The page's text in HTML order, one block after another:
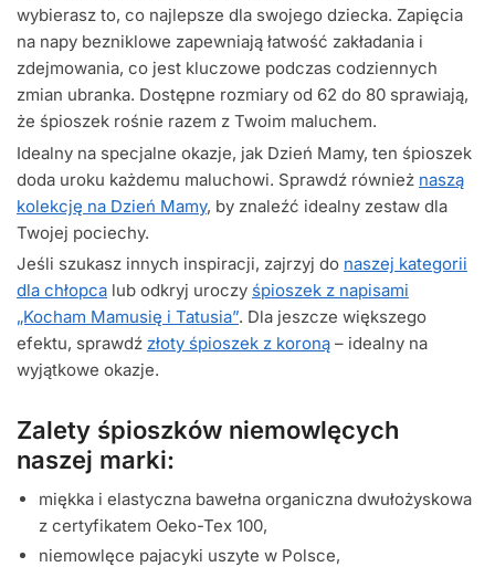
wybierasz to, co najlepsze dla swojego dziecka. Zapięcia
na napy bezniklowe zapewniają łatwość zakładania i
zdejmowania, co jest kluczowe podczas codziennych
zmian ubranka. Dostępne rozmiary od 62 do 80 sprawiają,
że śpioszek rośnie razem z Twoim maluchem.
Idealny na specjalne okazje, jak Dzień Mamy, ten śpioszek
doda uroku każdemu maluchowi. Sprawdź również naszą
kolekcję na Dzień Mamy, by znaleźć idealny zestaw dla
Twojej pociechy.
Jeśli szukasz innych inspiracji, zajrzyj do naszej kategorii
dla chłopca lub odkryj uroczy śpioszek z napisami
„Kocham Mamusię i Tatusia”. Dla jeszcze większego
efektu, sprawdź złoty śpioszek z koroną – idealny na
wyjątkowe okazje.
Zalety śpioszków niemowlęcych
naszej marki:
miękka i elastyczna bawełna organiczna dwułożyskowa
z certyfikatem Oeko-Tex 100,
niemowlęce pajacyki uszyte w Polsce,